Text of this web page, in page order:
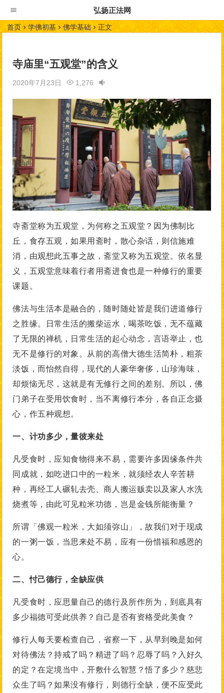
弘扬正法网
首页 学佛初基 佛学基础 正文
寺庙里“五观堂”的含义
2020年7月23日 1,276
寺斋堂称为五观堂，为何称之五观堂？因为佛制比
丘，食存五观，如果用斋时，散心杂话，则信施难
消，由观想此五事之故，斋堂又称为五观堂。依名显
义，五观堂意味着行者用斋进食也是一种修行的重要
课题。
佛法与生活本是融合的，随时随处皆是我们进道修行
之胜缘。日常生活的搬柴运水，喝茶吃饭，无不蕴藏
了无限的禅机，日常生活的起心动念，言语举止，也
无不是修行的对象。从前的高僧大德生活简朴，粗茶
淡饭，而怡然自得，现代的人豪华奢侈，山珍海味，
却烦恼无尽，这就是有无修行之间的差别。所以，佛
门弟子在受用饮食时，当不离修行本分，各自正念摄
心，作五种观想。
一、计功多少，量彼来处
凡受食时，应知食物得来不易，需要许多因缘条件共
同成就，如吃进口中的一粒米，就须经农人辛苦耕
种，再经工人碾轧去壳、商人搬运贩卖以及家人水洗
烧煮等，由此可见粒米功德，岂是金钱所能衡量？
所谓「佛观一粒米，大如须弥山」，故我们对于现成
的一粥一饭，当思来处不易，应有一份惜福和感恩的
心。
二、忖己德行，全缺应供
凡受食时，应思量自己的德行及所作所为，到底具有
多少福德可受此供养？自己是否有资格受此美食？
修行人每天要检查自己，省察一下，从早到晚是如何
对待佛法？持戒了吗？精进了吗？忍辱了吗？入好久
的定？在定境当中，开敷什么智慧？悟了多少？慈悲
众生了吗？如果没有修行，则德行全缺，便不应受此